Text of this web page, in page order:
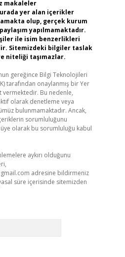
makaleler
yer alan içerikler
olup, gerçek kurum
yapılmamaktadır.
ile isim benzerlikleri
Sitemizdeki bilgiler taslak
niteliği taşımazlar.
gereğince Bilgi Teknolojileri
tarafından onaylanmış bir Yer
vermektedir. Bu nedenle,
olarak denetleme veya
bulunmamaktadır. Ancak,
sorumluluğunu
olarak bu sorumluluğu kabul
aykırı olduğunu
adresine bildirmeniz
süre içerisinde sitemizden